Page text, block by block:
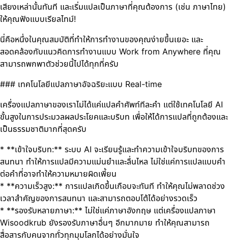
เสียงเหล่านั้นทันที และเริ่มแปลเป็นภาษาที่คุณต้องการ (เช่น ภาษาไทย)
ให้คุณฟังแบบเรียลไทม์!
นี่คือหนึ่งในคุณสมบัติที่ทำให้การทำงานของคุณง่ายขึ้นเยอะ และ
สอดคล้องกับแนวคิดการทำงานแบบ Work from Anywhere ที่คุณ
สามารถพกพาตัวช่วยนี้ไปได้ทุกที่ครับ
### เทคโนโลยีแปลภาษาอัจฉริยะแบบ Real-time
เครื่องแปลภาษาของเราไม่ได้แค่แปลคำศัพท์ทีละคำ แต่ใช้เทคโนโลยี AI
ขั้นสูงในการประมวลผลประโยคและบริบท เพื่อให้ได้การแปลที่ถูกต้องและ
เป็นธรรมชาติมากที่สุดครับ
* **เข้าใจบริบท:** ระบบ AI จะเรียนรู้และทำความเข้าใจบริบทของการ
สนทนา ทำให้การแปลมีความแม่นยำและลื่นไหล ไม่ใช่แค่การแปลแบบคำ
ต่อคำที่อาจทำให้ความหมายผิดเพี้ยน
* **ความเร็วสูง:** การแปลเกิดขึ้นเกือบจะทันที ทำให้คุณไม่พลาดช่วง
เวลาสำคัญของการสนทนา และสามารถตอบโต้ได้อย่างรวดเร็ว
* **รองรับหลายภาษา:** ไม่ใช่แค่ภาษาอังกฤษ แต่เครื่องแปลภาษา
Wisoodkrub ยังรองรับภาษาอื่นๆ อีกมากมาย ทำให้คุณสามารถ
สื่อสารกับคนจากทั่วทุกมุมโลกได้อย่างมั่นใจ